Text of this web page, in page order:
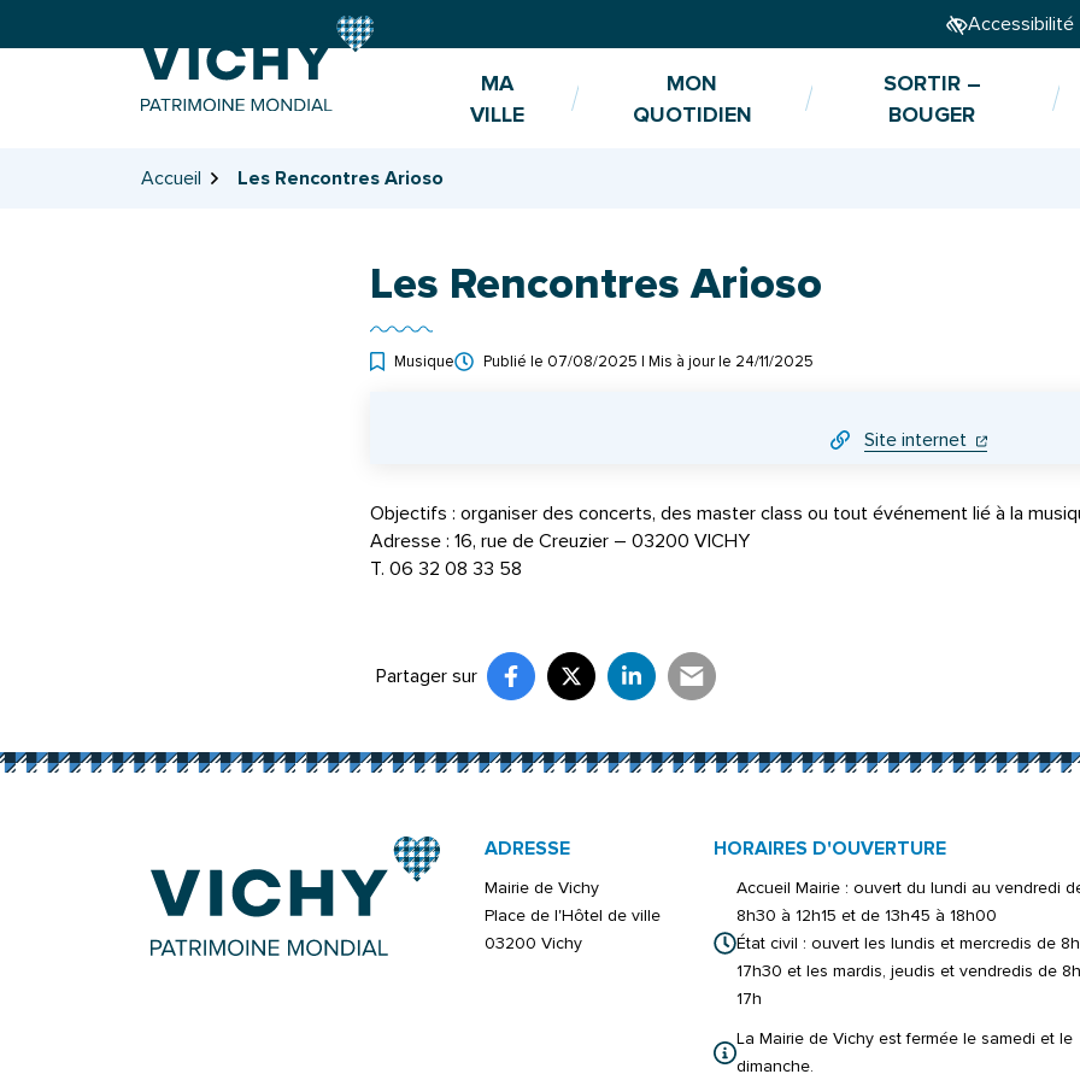
Accessibilité
MA
VILLE
MON
QUOTIDIEN
SORTIR –
BOUGER
Accueil Les Rencontres Arioso
Les Rencontres Arioso
Musique Publié le 07/08/2025 | Mis à jour le 24/11/2025
Site internet (ouverture
(ouverture
Objectifs : organiser des concerts, des master class ou tout événement lié à la
Adresse : 16, rue de Creuzier – 03200 VICHY
T. 06 32 08 33 58
Partager sur Partager sur Facebook
(ouverture dans un nouvel onglet)
Partager sur X (Twitter)
(ouverture dans un nouvel onglet)
Partager sur LinkedIn
(ouverture dans un nouvel onglet)
Partager par e-mail
(ouverture dans un nouvel onglet)
ADRESSE
Mairie de Vichy
Place de l'Hôtel de ville
03200 Vichy
HORAIRES D'OUVERTURE
Accueil Mairie : ouvert du lundi au vendredi
8h30 à 12h15 et de 13h45 à 18h00
État civil : ouvert les lundis et mercredis de
17h30 et les mardis, jeudis et vendredis de
17h
La Mairie de Vichy est fermée le samedi et le
dimanche.